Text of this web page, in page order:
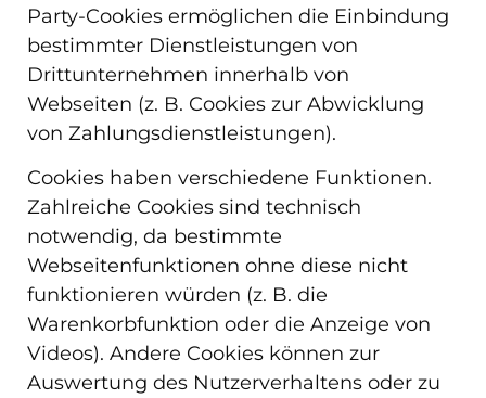
Party-Cookies ermöglichen die Einbindung
bestimmter Dienstleistungen von
Drittunternehmen innerhalb von
Webseiten (z. B. Cookies zur Abwicklung
von Zahlungsdienstleistungen).
Cookies haben verschiedene Funktionen.
Zahlreiche Cookies sind technisch
notwendig, da bestimmte
Webseitenfunktionen ohne diese nicht
funktionieren würden (z. B. die
Warenkorbfunktion oder die Anzeige von
Videos). Andere Cookies können zur
Auswertung des Nutzerverhaltens oder zu